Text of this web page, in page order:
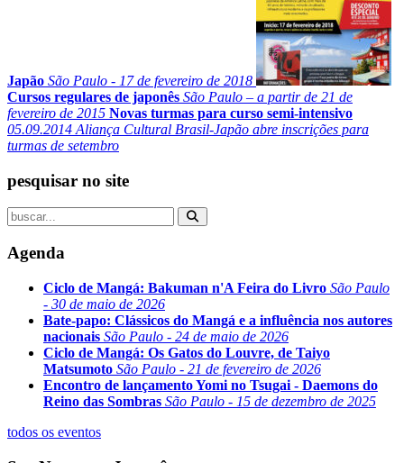
Japão São Paulo - 17 de fevereiro de 2018
Cursos regulares de japonês São Paulo – a partir de 21 de
fevereiro de 2015 Novas turmas para curso semi-intensivo
05.09.2014 Aliança Cultural Brasil-Japão abre inscrições para
turmas de setembro
pesquisar no site
Agenda
Ciclo de Mangá: Bakuman n'A Feira do Livro São Paulo
- 30 de maio de 2026
Bate-papo: Clássicos do Mangá e a influência nos autores
nacionais São Paulo - 24 de maio de 2026
Ciclo de Mangá: Os Gatos do Louvre, de Taiyo
Matsumoto São Paulo - 21 de fevereiro de 2026
Encontro de lançamento Yomi no Tsugai - Daemons do
Reino das Sombras São Paulo - 15 de dezembro de 2025
todos os eventos